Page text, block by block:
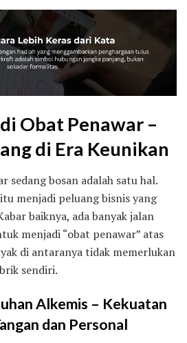
Obat Penawar –
di Era Keunikan
sedang bosan adalah satu hal.
menjadi peluang bisnis yang
baiknya, ada banyak jalan
menjadi “obat penawar” atas
di antaranya tidak memerlukan
sendiri.
Alkemis – Kekuatan
dan Personal